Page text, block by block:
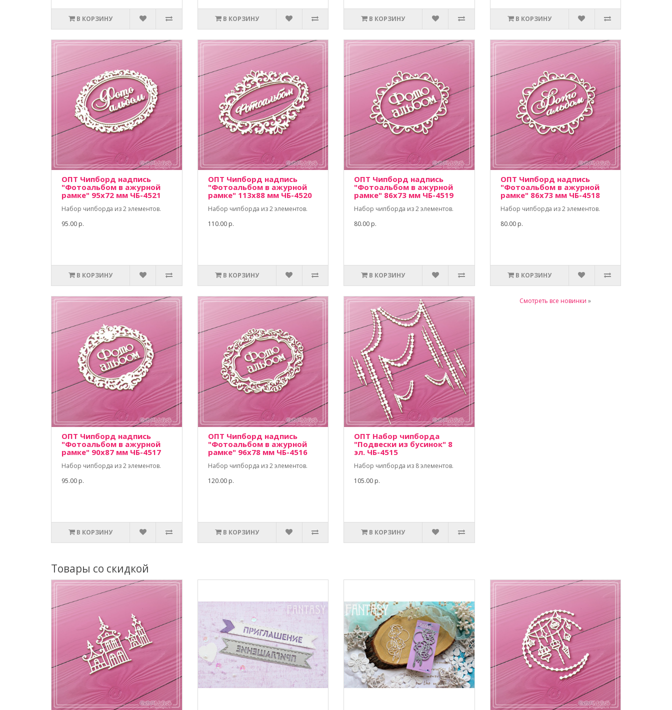
В КОРЗИНУ В КОРЗИНУ В КОРЗИНУ В КОРЗИНУ
ОПТ Чипборд надпись
"Фотоальбом в ажурной
рамке" 95х72 мм ЧБ-4521
Набор чипборда из 2 элементов.
95.00 р.
В КОРЗИНУ
ОПТ Чипборд надпись
"Фотоальбом в ажурной
рамке" 113х88 мм ЧБ-4520
Набор чипборда из 2 элементов.
110.00 р.
В КОРЗИНУ
ОПТ Чипборд надпись
"Фотоальбом в ажурной
рамке" 86х73 мм ЧБ-4519
Набор чипборда из 2 элементов.
80.00 р.
В КОРЗИНУ
ОПТ Чипборд надпись
"Фотоальбом в ажурной
рамке" 86х73 мм ЧБ-4518
Набор чипборда из 2 элементов.
80.00 р.
В КОРЗИНУ
ОПТ Чипборд надпись
"Фотоальбом в ажурной
рамке" 90х87 мм ЧБ-4517
Набор чипборда из 2 элементов.
95.00 р.
В КОРЗИНУ
ОПТ Чипборд надпись
"Фотоальбом в ажурной
рамке" 96х78 мм ЧБ-4516
Набор чипборда из 2 элементов.
120.00 р.
В КОРЗИНУ
ОПТ Набор чипборда
"Подвески из бусинок" 8
эл. ЧБ-4515
Набор чипборда из 8 элементов.
105.00 р.
В КОРЗИНУ
Смотреть все новинки »
Товары со скидкой